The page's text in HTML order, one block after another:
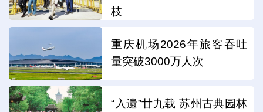
枝
重庆机场2026年旅客吞吐
量突破3000万人次
“入遗”廿九载 苏州古典园林